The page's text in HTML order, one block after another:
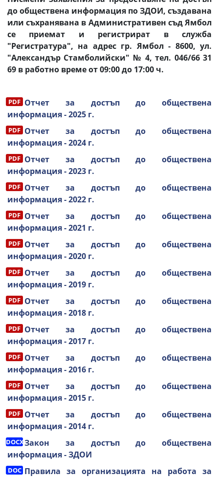
до обществена информация по ЗДОИ, създавана
или съхранявана в Административен съд Ямбол
се приемат и регистрират в служба
"Регистратура", на адрес гр. Ямбол - 8600, ул.
"Александър Стамболийски" № 4, тел. 046/66 31
69 в работно време от 09:00 до 17:00 ч.
Oтчет за достъп до обществена
информация - 2025 г.
Oтчет за достъп до обществена
информация - 2024 г.
Oтчет за достъп до обществена
информация - 2023 г.
Oтчет за достъп до обществена
информация - 2022 г.
Oтчет за достъп до обществена
информация - 2021 г.
Oтчет за достъп до обществена
информация - 2020 г.
Oтчет за достъп до обществена
информация - 2019 г.
Oтчет за достъп до обществена
информация - 2018 г.
Oтчет за достъп до обществена
информация - 2017 г.
Oтчет за достъп до обществена
информация - 2016 г.
Oтчет за достъп до обществена
информация - 2015 г.
Oтчет за достъп до обществена
информация - 2014 г.
Закон за достъп до обществена
информация - ЗДОИ
Правила за организацията на работа за